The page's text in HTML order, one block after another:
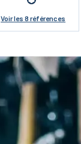
Voirles 8 références